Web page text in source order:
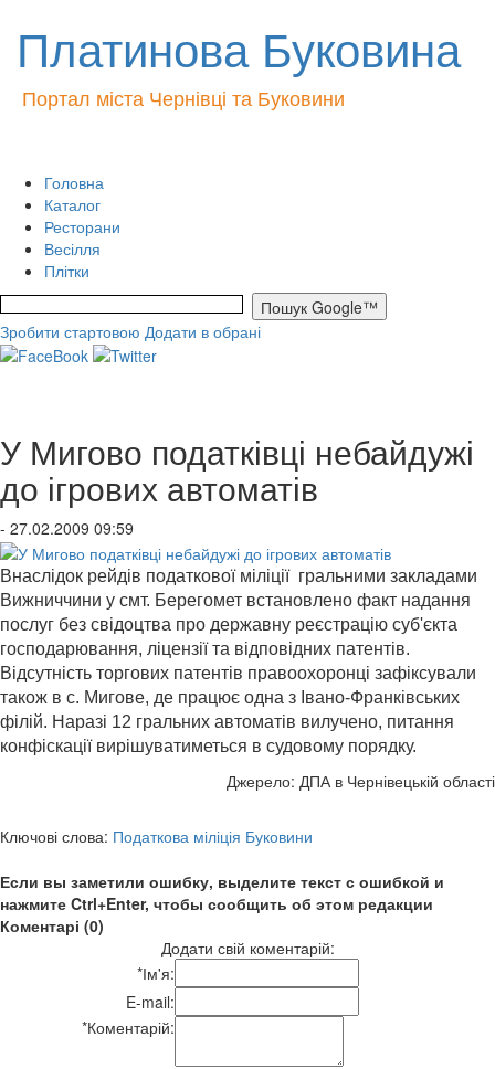
Платинова Буковина
Портал міста Чернівці та Буковини
Головна
Каталог
Ресторани
Весілля
Плітки
Зробити стартовою Додати в обрані
У Мигово податківці небайдужі
до ігрових автоматів
- 27.02.2009 09:59
Внаслідок рейдів податкової міліції гральними закладами
Вижниччини у смт. Берегомет встановлено факт надання
послуг без свідоцтва про державну реєстрацію суб'єкта
господарювання, ліцензії та відповідних патентів.
Відсутність торгових патентів правоохоронці зафіксували
також в с. Мигове, де працює одна з Івано-Франківських
філій. Наразі 12 гральних автоматів вилучено, питання
конфіскації вирішуватиметься в судовому порядку.
Джерело: ДПА в Чернівецькій області
Ключові слова: Податкова міліція Буковини
Если вы заметили ошибку, выделите текст с ошибкой и
нажмите Ctrl+Enter, чтобы сообщить об этом редакции
Коментарі (0)
Додати свій коментарій:
*Ім'я:
E-mail:
*Коментарій: